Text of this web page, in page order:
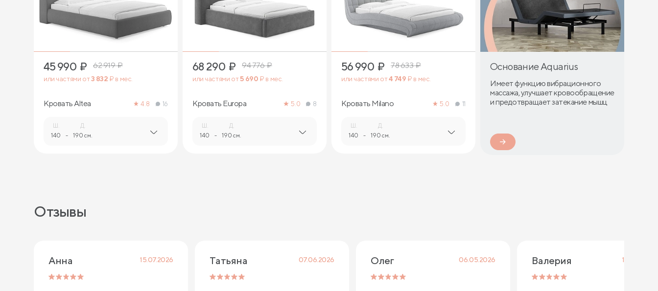
2
45 990 ₽ 62 919₽
или частями от3 832 ₽ в мес.
Кровать Altea 4.8 16
Ш.
140 -
Д.
190 см.
3
68 290 ₽ 94 776₽
или частями от5 690 ₽ в мес.
Кровать Europa 5.0 8
Ш.
140 -
Д.
190 см.
2
56 990 ₽ 78 633₽
или частями от4 749 ₽ в мес.
Кровать Milano 5.0 11
Ш.
140 -
Д.
190 см.
Основание Aquarius
Имеет функцию вибрационного
массажа, улучшает кровообращение
и предотвращает затекание мышц
Отзывы
Анна 15.07.2026 Татьяна 07.06.2026 Олег 06.05.2026 Валерия 16.03.2026